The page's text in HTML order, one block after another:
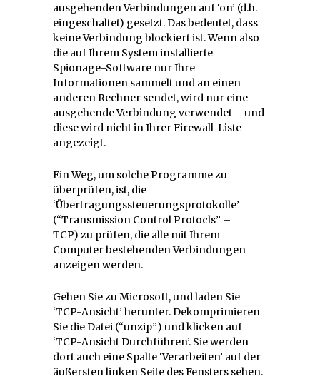
ausgehenden Verbindungen auf ‘on’ (d.h.
eingeschaltet) gesetzt. Das bedeutet, dass
keine Verbindung blockiert ist. Wenn also
die auf Ihrem System installierte
Spionage-Software nur Ihre
Informationen sammelt und an einen
anderen Rechner sendet, wird nur eine
ausgehende Verbindung verwendet – und
diese wird nicht in Ihrer Firewall-Liste
angezeigt.
Ein Weg, um solche Programme zu
überprüfen, ist, die
‘Übertragungssteuerungsprotokolle’
(“Transmission Control Protocls” –
TCP) zu prüfen, die alle mit Ihrem
Computer bestehenden Verbindungen
anzeigen werden.
Gehen Sie zu Microsoft, und laden Sie
‘TCP-Ansicht’ herunter.Dekomprimieren
Sie die Datei (“unzip”) und klicken auf
‘TCP-Ansicht Durchführen’. Sie werden
dort auch eine Spalte ‘Verarbeiten’ auf der
äußersten linken Seite des Fensters sehen.